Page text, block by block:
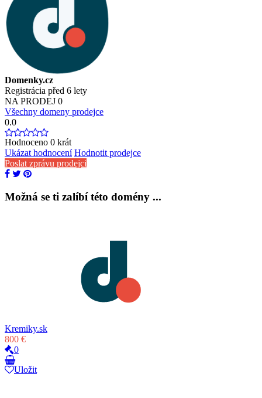
Domenky.cz
Registrácia před 6 lety
NA PRODEJ 0
Všechny domeny prodejce
0.0
Hodnoceno 0 krát
Ukázat hodnocení Hodnotit prodejce
Poslat zprávu prodejci
Možná se ti zalíbí této domény ...
Kremiky.sk
800 €
0
Uložit